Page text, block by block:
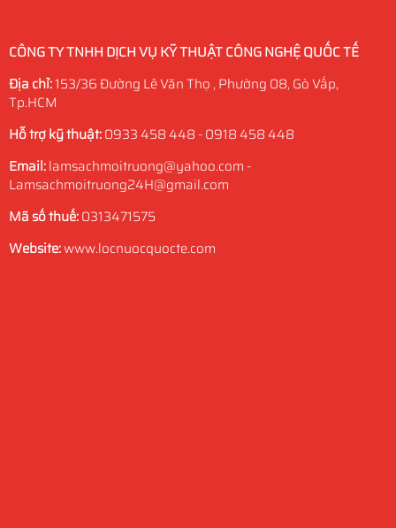
CÔNG TY TNHH DỊCH VỤ KỸ THUẬT CÔNG NGHỆ QUỐC TẾ
Địa chỉ:153/36 Đường Lê Văn Thọ , Phường 08, Gò Vấp,
Tp.HCM
Hỗ trợ kỹ thuật:0933 458 448 - 0918 458 448
Email:lamsachmoitruong@yahoo.com -
Lamsachmoitruong24H@gmail.com
Mã số thuế:0313471575
Website:www.locnuocquocte.com